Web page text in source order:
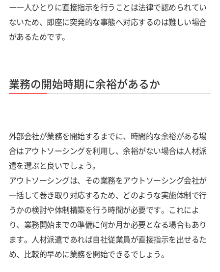
ー一人ひとりに直接指示を行うことは法律で認められてい
ないため、即座に突発的な事態へ対応するのは難しい場合
があるためです。
業務の開始時期に余裕があるか
外部会社が業務を開始するまでに、時間的な余裕がある場
合はアウトソーシングを利用し、余裕がない場合は人材派
遣を選ぶと良いでしょう。
アウトソーシングは、その業務をアウトソーシング会社が
一括して巻き取り対応するため、どのような実施体制で行
うかの検討や体制構築を行う時間が必要です。これによ
り、業務開始までの準備に何か月か必要となる場合もあり
ます。人材派遣であれば自社従業員が直接指示を出せるた
め、比較的早めに業務を開始できるでしょう。